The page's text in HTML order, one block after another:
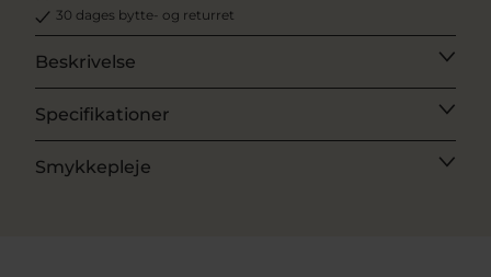
30 dages bytte- og returret
Beskrivelse
Specifikationer
Smykkepleje